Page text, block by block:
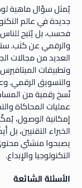
جديدة في عالم
فحسب، بل يُتيح
والرقمي عن كثب.
العديد من مجالات
وتطبيقات
والتسويق
نُسخ رقمية من
عمليات المحاكاة
إمكانية الوصول،
الخبراء التقنيين،
يصبحوا منشئي
التكنولوجيا والإبداع.
الأسئلة الشائعة